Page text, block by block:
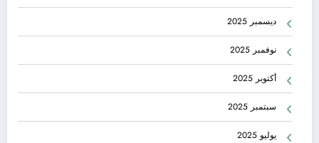
ديسمبر 2025
نوفمبر 2025
أكتوبر 2025
سبتمبر 2025
يوليو 2025